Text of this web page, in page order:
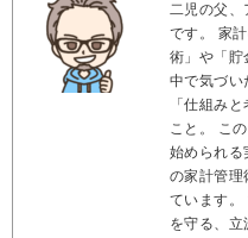
二児の父、
です。 家
術」や「貯
中で気づい
「仕組み
こと。 こ
始められる
の家計管理
ています。
を守る、立